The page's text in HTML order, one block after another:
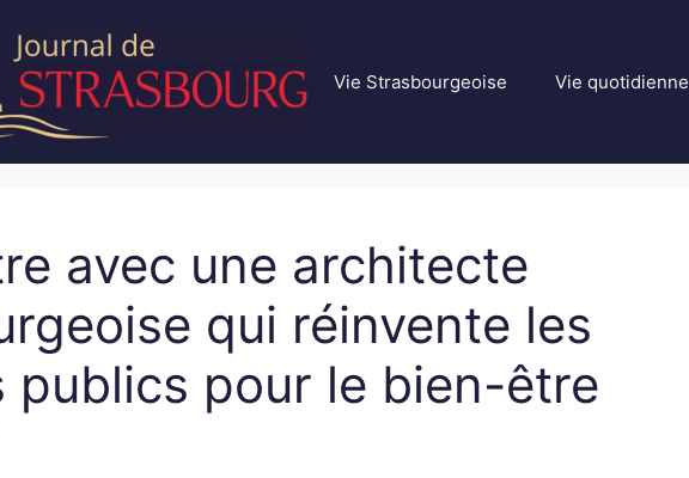
Vie Strasbourgeoise Vie quotidienne
avec une architecte
qui réinvente les
publics pour le bien-être